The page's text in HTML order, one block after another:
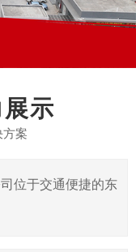
示
方案
位于交通便捷的东